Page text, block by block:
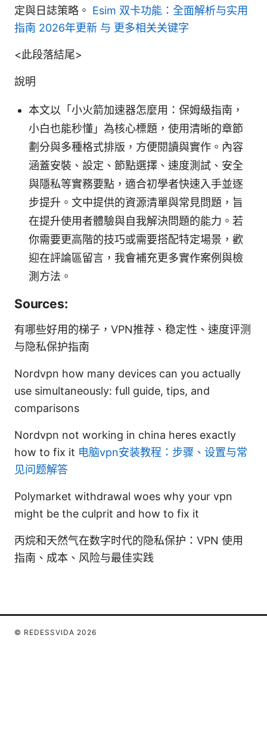
定與日誌策略。 Esim 双卡功能：全面解析与实用
指南 2026年更新 与 更多相关关键字
<此段落結尾>
說明
本文以「小火箭加速器怎麼用：保姆級指南，
小白也能秒懂」為核心標題，使用清晰的章節
劃分與多種格式排版，方便閱讀與實作。內容
涵蓋安裝、設定、節點選擇、速度測試、安全
與隱私等實務要點，適合初學者快速入手並逐
步提升。文中提供的資源清單與常見問題，旨
在提升使用者體驗與自我解決問題的能力。若
你需要更高階的技巧或需要搭配特定場景，歡
迎在評論區留言，我會補充更多實作案例與檢
測方法。
Sources:
有哪些好用的梯子，VPN推荐、稳定性、速度评测
与隐私保护指南
Nordvpn how many devices can you actually
use simultaneously: full guide, tips, and
comparisons
Nordvpn not working in china heres exactly
how to fix it 电脑vpn安装教程：步骤、设置与常
见问题解答
Polymarket withdrawal woes why your vpn
might be the culprit and how to fix it
丙烷和天然气在数字时代的隐私保护：VPN 使用
指南、成本、风险与最佳实践
© REDESSVIDA 2026